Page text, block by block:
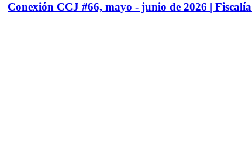
Conexión CCJ #66, mayo - junio de 2026 |